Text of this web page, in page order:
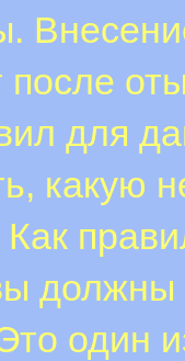
после
для
какую
Как
один